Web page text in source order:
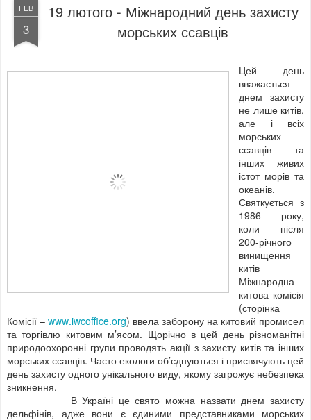
FEB
3
19 лютого - Міжнародний день захисту
морських ссавців
Цей день
вважається
днем захисту
не лише китів,
але і всіх
морських
ссавців та
інших живих
істот морів та
океанів.
Святкується з
1986 року,
коли після
200-річного
винищення
китів
Міжнародна
китова комісія
(сторінка
Комісії – www.iwcoffice.org) ввела заборону на китовий промисел
та торгівлю китовим м’ясом. Щорічно в цей день різноманітні
природоохоронні групи проводять акції з захисту китів та інших
морських ссавців. Часто екологи об’єднуються і присвячують цей
день захисту одного унікального виду, якому загрожує небезпека
зникнення.
В Україні це свято можна назвати днем захисту
дельфінів, адже вони є єдиними представниками морських